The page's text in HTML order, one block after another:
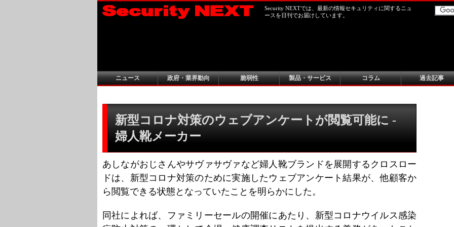
Security NEXTでは、最新の情報セキュリティに関するニュ
ースを日刊でお届けしています。
ニュース 政府・業界動向 脆弱性 製品・サービス コラム 過去記事
新型コロナ対策のウェブアンケートが閲覧可能に -
婦人靴メーカー
あしながおじさんやサヴァサヴァなど婦人靴ブランドを展開するクロスロー
ドは、新型コロナ対策のために実施したウェブアンケート結果が、他顧客か
ら閲覧できる状態となっていたことを明らかにした。
同社によれば、ファミリーセールの開催にあたり、新型コロナウイルス感染